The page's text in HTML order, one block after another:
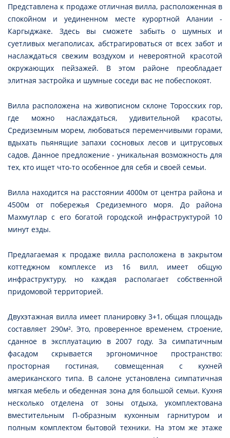
Представлена к продаже отличная вилла, расположенная в
спокойном и уединенном месте курортной Алании -
Каргыджаке. Здесь вы сможете забыть о шумных и
суетливых мегаполисах, абстрагироваться от всех забот и
наслаждаться свежим воздухом и невероятной красотой
окружающих пейзажей. В этом районе преобладает
элитная застройка и шумные соседи вас не побеспокоят.
Вилла расположена на живописном склоне Торосских гор,
где можно наслаждаться, удивительной красоты,
Средиземным морем, любоваться переменчивыми горами,
вдыхать пьянящие запахи сосновых лесов и цитрусовых
садов. Данное предложение - уникальная возможность для
тех, кто ищет что-то особенное для себя и своей семьи.
Вилла находится на расстоянии 4000м от центра района и
4500м от побережья Средиземного моря. До района
Махмутлар с его богатой городской инфраструктурой 10
минут езды.
Предлагаемая к продаже вилла расположена в закрытом
коттеджном комплексе из 16 вилл, имеет общую
инфраструктуру, но каждая располагает собственной
придомовой территорией.
Двухэтажная вилла имеет планировку 3+1, общая площадь
составляет 290м². Это, проверенное временем, строение,
сданное в эксплуатацию в 2007 году. За симпатичным
фасадом скрывается эргономичное пространство:
просторная гостиная, совмещенная с кухней
американского типа. В салоне установлена симпатичная
мягкая мебель и обеденная зона для большой семьи. Кухня
несколько отделена от зоны отдыха, укомплектована
вместительным П-образным кухонным гарнитуром и
полным комплектом бытовой техники. На этом же этаже